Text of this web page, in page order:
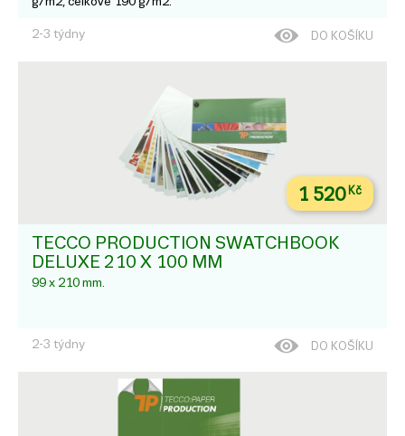
2-3 týdny DO KOŠÍKU
1 520Kč
TECCO PRODUCTION SWATCHBOOK
DELUXE 210 X 100 MM
99 x 210 mm.
2-3 týdny DO KOŠÍKU